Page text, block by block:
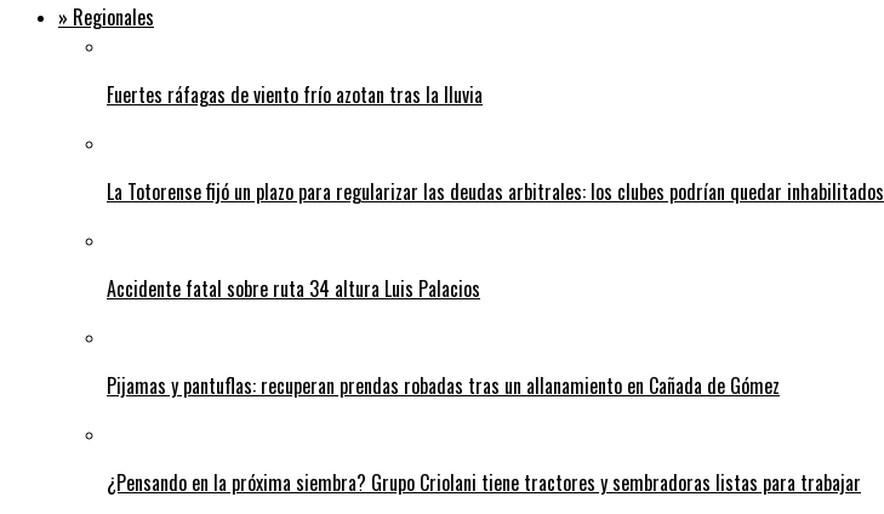
» Regionales
Fuertes ráfagas de viento frío azotan tras la lluvia
La Totorense fijó un plazo para regularizar las deudas arbitrales: los clubes podrían quedar inhabilitados
Accidente fatal sobre ruta 34 altura Luis Palacios
Pijamas y pantuflas: recuperan prendas robadas tras un allanamiento en Cañada de Gómez
¿Pensando en la próxima siembra? Grupo Criolani tiene tractores y sembradoras listas para trabajar